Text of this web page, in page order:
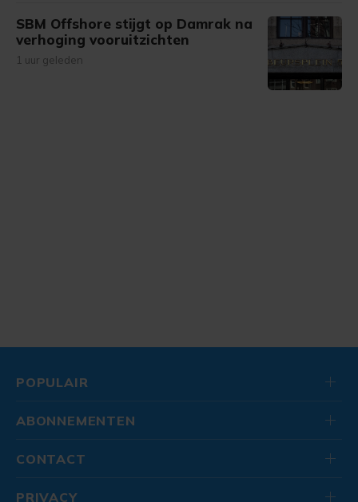
SBM Offshore stijgt op Damrak na
verhoging vooruitzichten
1 uur geleden
POPULAIR
ABONNEMENTEN
CONTACT
PRIVACY